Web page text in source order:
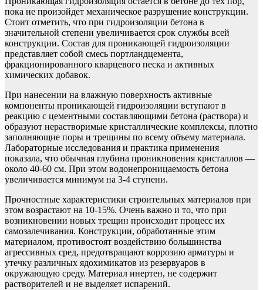
пока не произойдет механическое разрушение конструкции.
Стоит отметить, что при гидроизоляции бетона в
значительной степени увеличивается срок службы всей
конструкции. Состав для проникающей гидроизоляции
представляет собой смесь портландцемента,
фракционированного кварцевого песка и активных
химических добавок.
При нанесении на влажную поверхность активные
компоненты проникающей гидроизоляции вступают в
реакцию с цементными составляющими бетона (раствора) и
образуют нерастворимые кристаллические комплексы, плотно
заполняющие поры и трещины по всему объему материала.
Лабораторные исследования и практика применения
показала, что обычная глубина проникновения кристаллов —
около 40-60 см. При этом водонепроницаемость бетона
увеличивается минимум на 3-4 ступени.
Прочностные характеристики строительных материалов при
этом возрастают на 10-15%. Очень важно и то, что при
возникновении новых трещин происходит процесс их
самозалечивания. Конструкции, обработанные этим
материалом, противостоят воздействию большинства
агрессивных сред, предотвращают коррозию арматуры и
утечку различных ядохимикатов из резервуаров в
окружающую среду. Материал инертен, не содержит
растворителей и не выделяет испарений.